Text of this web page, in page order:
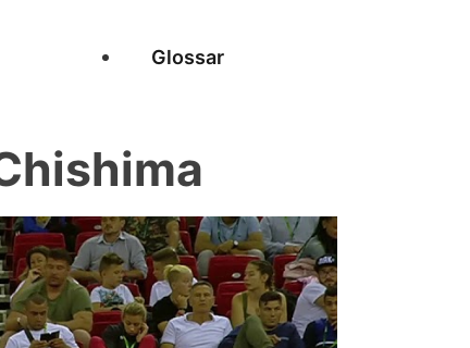
Glossar